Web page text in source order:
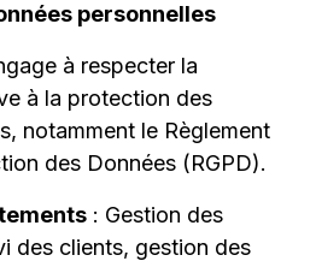
personnelles
à respecter la
à la protection des
notamment le Règlement
des Données (RGPD).
: Gestion des
des clients, gestion des